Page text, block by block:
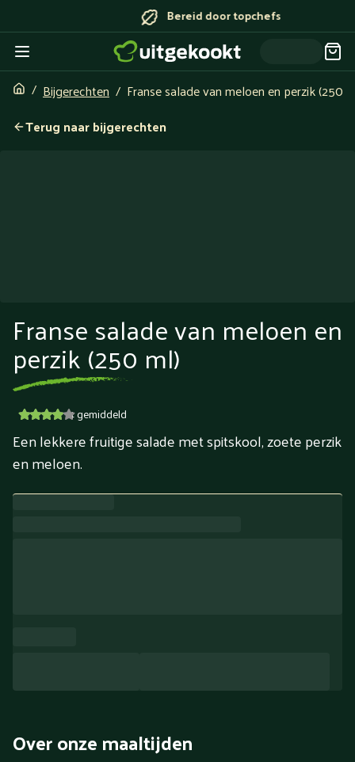
Bereid door topchefs
Bijgerechten
Franse salade van meloen en perzik (250
Terug naar bijgerechten
Franse salade van meloen en
perzik (250 ml)
4gemiddeld
Een lekkere fruitige salade met spitskool, zoete perzik
en meloen.
Over onze maaltijden